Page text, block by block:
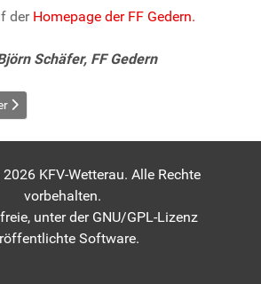
der Homepage der FF Gedern.
Schäfer, FF Gedern
Unter-Schmitten: Grisus erhalten
Beitrag: Glauberger Feuerflitzer in der
KFV-Wetterau. Alle Rechte
vorbehalten.
unter der GNU/GPL-Lizenz
Software.